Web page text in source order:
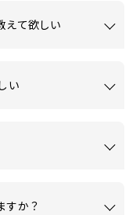
えて欲しい
い
すか？